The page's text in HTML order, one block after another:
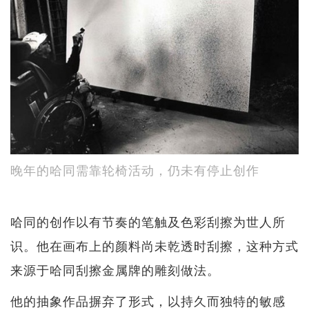
晚年的哈同需靠轮椅活动，仍未有停止创作
哈同的创作以有节奏的笔触及色彩刮擦为世人所
识。他在画布上的颜料尚未乾透时刮擦，这种方式
来源于哈同刮擦金属牌的雕刻做法。
他的抽象作品摒弃了形式，以持久而独特的敏感